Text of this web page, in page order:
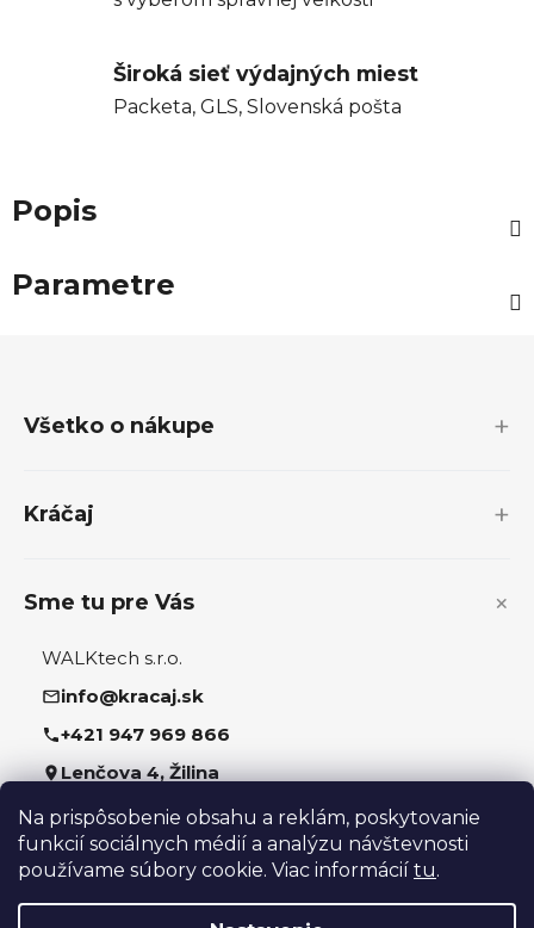
Na prispôsobenie obsahu a reklám, poskytovanie
funkcií sociálnych médií a analýzu návštevnosti
používame súbory cookie. Viac informácií tu.
Široká sieť výdajných miest
Packeta, GLS, Slovenská pošta
Popis
Parametre
Všetko o nákupe
Kráčaj
Sme tu pre Vás
WALKtech s.r.o.
info@kracaj.sk
+421 947 969 866
Lenčova 4, Žilina
Sledujte nás